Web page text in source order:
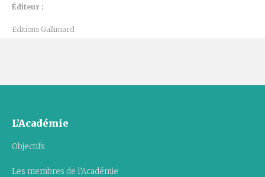
Éditeur :
Editions Gallimard
L’Académie
Objectifs
Les membres de l’Académie